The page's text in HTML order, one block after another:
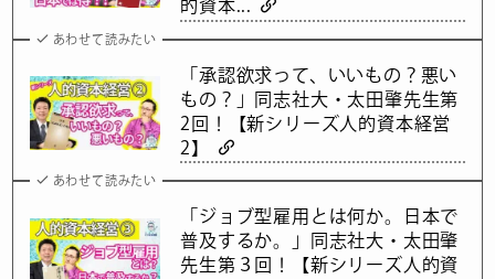
的資本...
あわせて読みたい
「承認欲求って、いいもの？悪い
もの？」同志社大・太田肇先生第
2回！【新シリーズ人的資本経営
2】
あわせて読みたい
「ジョブ型雇用とは何か。日本で
普及するか。」同志社大・太田肇
先生第３回！【新シリーズ人的資